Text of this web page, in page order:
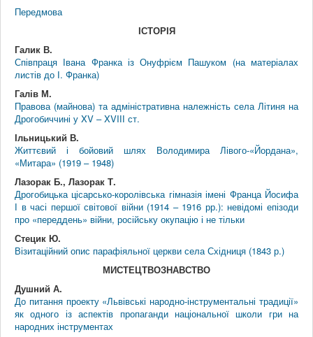
Передмова
ІСТОРІЯ
Галик В.
Співпраця Івана Франка із Онуфрієм Пашуком (на матеріалах
листів до І. Франка)
Галів М.
Правова (майнова) та адміністративна належність села Літиня на
Дрогобиччині у XV – XVIІІ ст.
Ільницький В.
Життєвий і бойовий шлях Володимира Лівого-«Йордана»,
«Митара» (1919 – 1948)
Лазорак Б., Лазорак Т.
Дрогобицька цісарсько-королівська гімназія імені Франца Йосифа
І в часі першої світової війни (1914 – 1916 рр.): невідомі епізоди
про «переддень» війни, російську окупацію і не тільки
Стецик Ю.
Візитаційний опис парафіяльної церкви села Східниця (1843 р.)
МИСТЕЦТВОЗНАВСТВО
Душний А.
До питання проекту «Львівські народно-інструментальні традиції»
як одного із аспектів пропаганди національної школи гри на
народних інструментах